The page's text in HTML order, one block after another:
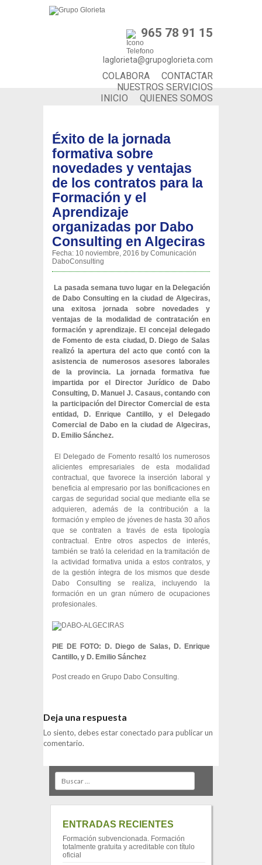
965 78 91 15
laglorieta@grupoglorieta.com
CONTACTAR
COLABORA
NUESTROS SERVICIOS
QUIENES SOMOS
INICIO
Éxito de la jornada
formativa sobre
novedades y ventajas
de los contratos para la
Formación y el
Aprendizaje
organizadas por Dabo
Consulting en Algeciras
Fecha: 10 noviembre, 2016 by Comunicación
DaboConsulting
La pasada semana tuvo lugar en la Delegación
de Dabo Consulting en la ciudad de Algeciras,
una exitosa jornada sobre novedades y
ventajas de la modalidad de contratación en
formación y aprendizaje. El concejal delegado
de Fomento de esta ciudad, D. Diego de Salas
realizó la apertura del acto que contó con la
asistencia de numerosos asesores laborales
de la provincia. La jornada formativa fue
impartida por el Director Jurídico de Dabo
Consulting, D. Manuel J. Casaus, contando con
la participación del Director Comercial de esta
entidad, D. Enrique Cantillo, y el Delegado
Comercial de Dabo en la ciudad de Algeciras,
D. Emilio Sánchez.
El Delegado de Fomento resaltó los numerosos
alicientes empresariales de esta modalidad
contractual, que favorece la inserción laboral y
beneficia al empresario por las bonificaciones en
cargas de seguridad social que mediante ella se
adquieren, además de la contribución a la
formación y empleo de jóvenes de hasta 30 años
que se contraten a través de esta tipología
contractual. Entre otros aspectos de interés,
también se trató la celeridad en la tramitación de
la actividad formativa unida a estos contratos, y
de la gestión íntegra de los mismos que desde
Dabo Consulting se realiza, incluyendo la
formación en un gran número de ocupaciones
profesionales.
PIE DE FOTO: D. Diego de Salas, D. Enrique
Cantillo, y D. Emilio Sánchez
Post creado en Grupo Dabo Consulting.
Deja una respuesta
Lo siento, debes estar conectado para publicar un
comentario.
ENTRADAS RECIENTES
Formación subvencionada. Formación
totalmente gratuita y acreditable con título
oficial